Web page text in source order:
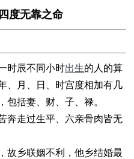
度无靠之命
时辰不同小时出生的人的算
、月、日、时宫度相加有几
包括妻、财、子、禄。
奔走过生平、六亲骨肉皆无
故乡联姻不利，他乡结婚最